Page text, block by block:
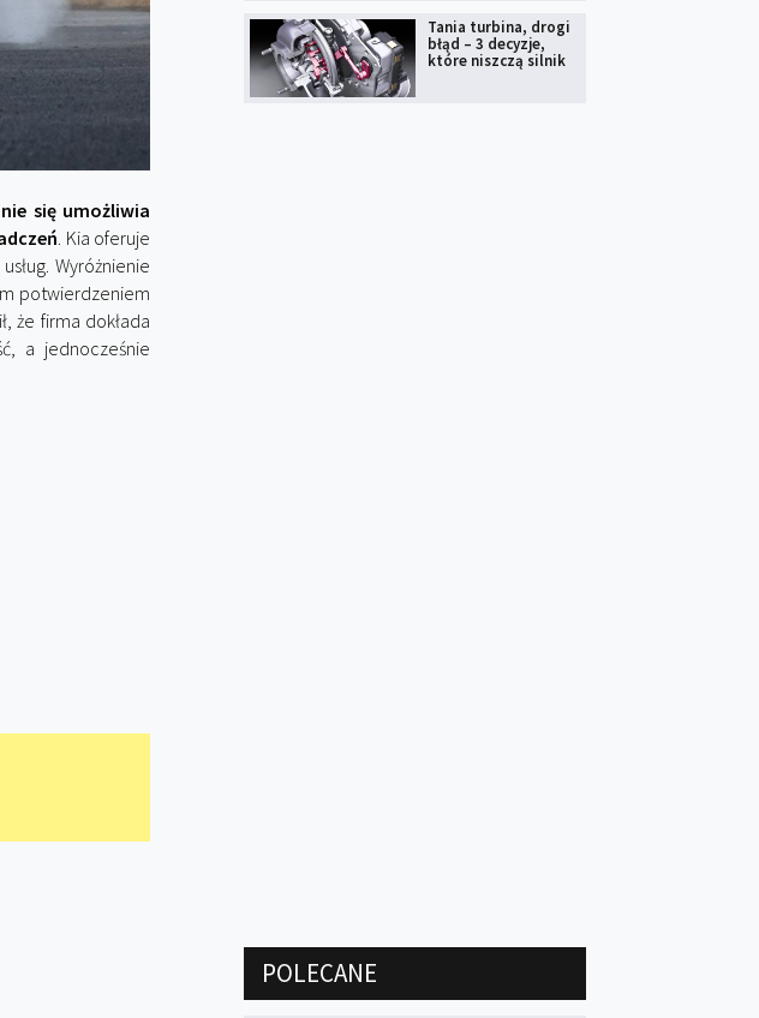
się umożliwia
. Kia oferuje
Wyróżnienie
potwierdzeniem
że firma dokłada
a jednocześnie
Tania turbina, drogi
błąd – 3 decyzje,
które niszczą silnik
POLECANE